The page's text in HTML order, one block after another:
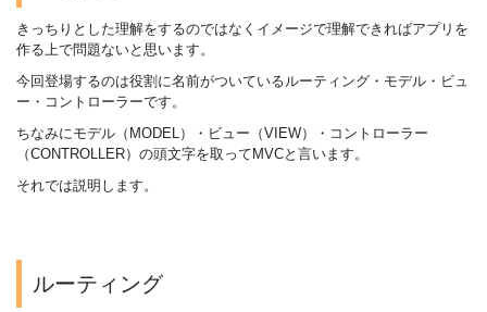
きっちりとした理解をするのではなくイメージで理解できればアプリを
作る上で問題ないと思います。
今回登場するのは役割に名前がついているルーティング・モデル・ビュ
ー・コントローラーです。
ちなみにモデル（MODEL）・ビュー（VIEW）・コントローラー
（CONTROLLER）の頭文字を取ってMVCと言います。
それでは説明します。
ルーティング